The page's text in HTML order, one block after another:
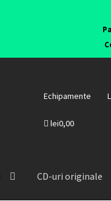
Echipamente
lei0,00
CD-uri originale